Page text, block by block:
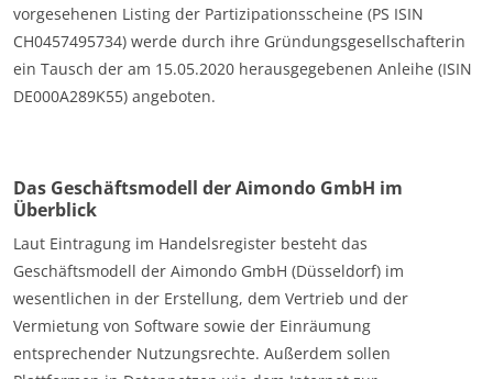
vorgesehenen Listing der Partizipationsscheine (PS ISIN
CH0457495734) werde durch ihre Gründungsgesellschafterin
ein Tausch der am 15.05.2020 herausgegebenen Anleihe (ISIN
DE000A289K55) angeboten.
Das Geschäftsmodell der Aimondo GmbH im
Überblick
Laut Eintragung im Handelsregister besteht das
Geschäftsmodell der Aimondo GmbH (Düsseldorf) im
wesentlichen in der Erstellung, dem Vertrieb und der
Vermietung von Software sowie der Einräumung
entsprechender Nutzungsrechte. Außerdem sollen